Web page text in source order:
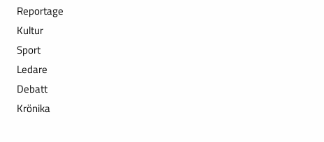
Reportage
Kultur
Sport
Ledare
Debatt
Krönika